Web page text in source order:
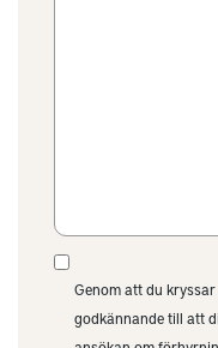
Genom att du
godkännande till att